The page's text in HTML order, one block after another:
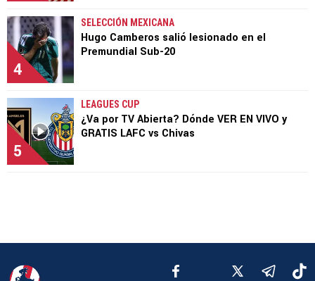
4
SELECCIÓN MEXICANA
Hugo Camberos salió lesionado en el
Premundial Sub-20
5
LEAGUES CUP
¿Va por TV Abierta? Dónde VER EN VIVO y
GRATIS LAFC vs Chivas